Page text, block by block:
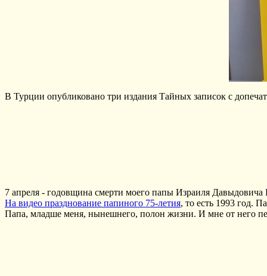
В Турции опубликовано три издания Тайных записок с
7 апреля - годовщина смерти моего папы Израиля Давыдовича
На видео празднование папиного 75-летия, то есть 1993 год.
Папа, младше меня, нынешнего, полон жизни. И мне от него